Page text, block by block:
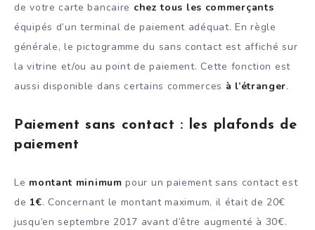
de votre carte bancaire chez tous les commerçants
équipés d’un terminal de paiement adéquat. En règle
générale, le pictogramme du sans contact est affiché sur
la vitrine et/ou au point de paiement. Cette fonction est
aussi disponible dans certains commerces à l’étranger.
Paiement sans contact : les plafonds de
paiement
Le montant minimum pour un paiement sans contact est
de 1€. Concernant le montant maximum, il était de 20€
jusqu’en septembre 2017 avant d’être augmenté à 30€.